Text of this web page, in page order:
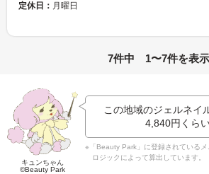
定休日： 月曜日
7件中 1〜7件を表示
キュンちゃん
©Beauty Park
この地域のジェルネイ
4,840円 くら
※「Beauty Park」に登録されている
ロジックによって算出しています。